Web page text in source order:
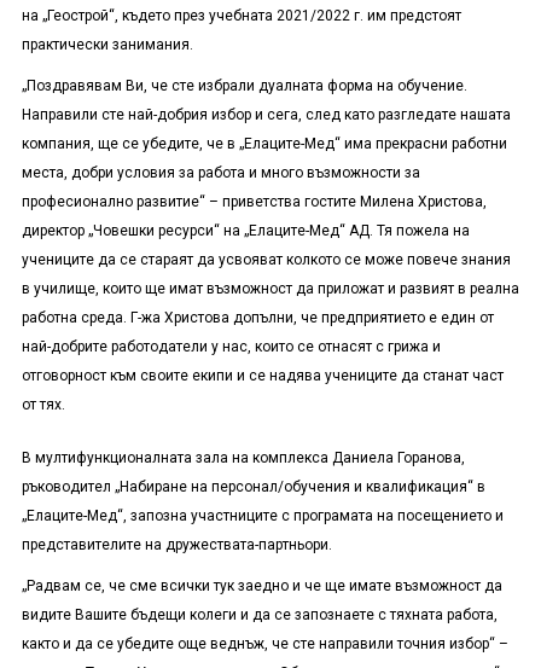
на „Геострой“, където през учебната 2021/2022 г. им предстоят
практически занимания.
„Поздравявам Ви, че сте избрали дуалната форма на обучение.
Направили сте най-добрия избор и сега, след като разгледате нашата
компания, ще се убедите, че в „Елаците-Мед“ има прекрасни работни
места, добри условия за работа и много възможности за
професионално развитие“ – приветства гостите Милена Христова,
директор „Човешки ресурси“ на „Елаците-Мед“ АД. Тя пожела на
учениците да се стараят да усвояват колкото се може повече знания
в училище, които ще имат възможност да приложат и развият в реална
работна среда. Г-жа Христова допълни, че предприятието е един от
най-добрите работодатели у нас, които се отнасят с грижа и
отговорност към своите екипи и се надява учениците да станат част
от тях.
В мултифункционалната зала на комплекса Даниела Горанова,
ръководител „Набиране на персонал/обучения и квалификация“ в
„Елаците-Мед“, запозна участниците с програмата на посещението и
представителите на дружествата-партньори.
„Радвам се, че сме всички тук заедно и че ще имате възможност да
видите Вашите бъдещи колеги и да се запознаете с тяхната работа,
както и да се убедите още веднъж, че сте направили точния избор“ –